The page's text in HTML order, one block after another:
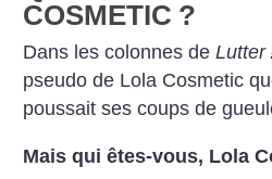
COSMETIC ?
Dans les colonnes deLutter
pseudo de Lola Cosmetic
poussait ses coups de
Mais qui êtes-vous, Lola